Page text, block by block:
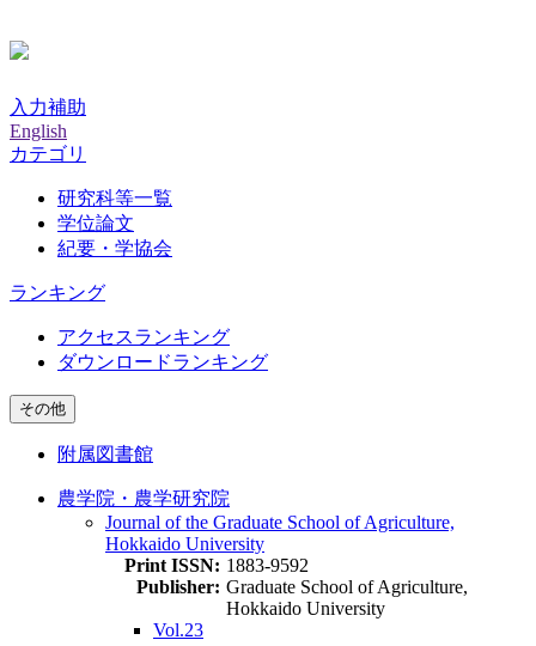
入力補助
English
カテゴリ
研究科等一覧
学位論文
紀要・学協会
ランキング
アクセスランキング
ダウンロードランキング
その他
附属図書館
農学院・農学研究院
Journal of the Graduate School of Agriculture,
Hokkaido University
Print ISSN: 1883-9592
Publisher: Graduate School of Agriculture,
Hokkaido University
Vol.23